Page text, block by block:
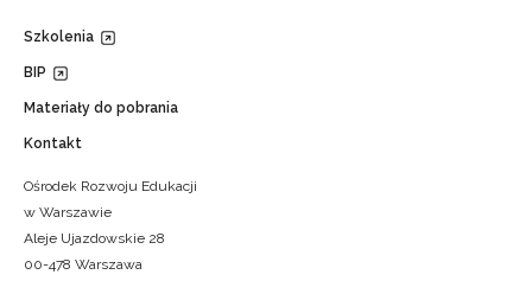
Szkolenia
BIP
Materiały do pobrania
Kontakt
Ośrodek Rozwoju Edukacji
w Warszawie
Aleje Ujazdowskie 28
00-478 Warszawa